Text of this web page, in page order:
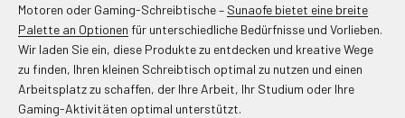
Motoren oder Gaming-Schreibtische – Sunaofe bietet eine breite
Palette an Optionen für unterschiedliche Bedürfnisse und Vorlieben.
Wir laden Sie ein, diese Produkte zu entdecken und kreative Wege
zu finden, Ihren kleinen Schreibtisch optimal zu nutzen und einen
Arbeitsplatz zu schaffen, der Ihre Arbeit, Ihr Studium oder Ihre
Gaming-Aktivitäten optimal unterstützt.